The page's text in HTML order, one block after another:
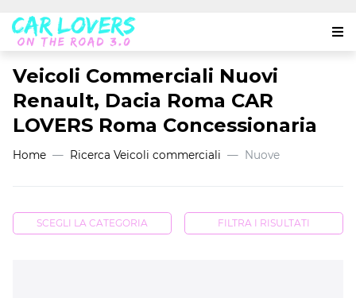
Veicoli Commerciali Nuovi
Renault, Dacia Roma CAR
LOVERS Roma Concessionaria
Home Ricerca Veicoli commerciali Nuove
SCEGLI LA CATEGORIA FILTRA I RISULTATI